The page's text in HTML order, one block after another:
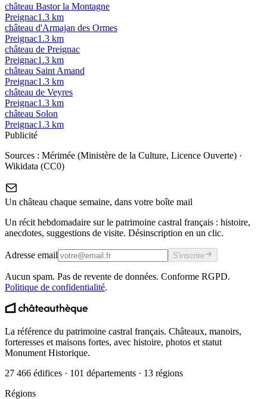
château Bastor la Montagne
Preignac1.3 km
château d'Armajan des Ormes
Preignac1.3 km
château de Preignac
Preignac1.3 km
château Saint Amand
Preignac1.3 km
château de Veyres
Preignac1.3 km
château Solon
Preignac1.3 km
Publicité
Sources : Mérimée (Ministère de la Culture, Licence Ouverte) ·
Wikidata (CC0)
Un château chaque semaine, dans votre boîte mail
Un récit hebdomadaire sur le patrimoine castral français : histoire,
anecdotes, suggestions de visite. Désinscription en un clic.
Adresse email S'inscrire
Aucun spam. Pas de revente de données. Conforme RGPD.
Politique de confidentialité.
La référence du patrimoine castral français. Châteaux, manoirs,
forteresses et maisons fortes, avec histoire, photos et statut
Monument Historique.
27 466 édifices · 101 départements · 13 régions
Régions